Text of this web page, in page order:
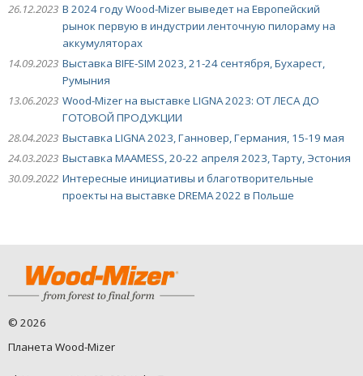
26.12.2023 В 2024 году Wood-Mizer выведет на Европейский
рынок первую в индустрии ленточную пилораму на
аккумуляторах
14.09.2023 Выставка BIFE-SIM 2023, 21-24 сентября, Бухарест,
Румыния
13.06.2023 Wood-Mizer на выставке LIGNA 2023: ОТ ЛЕСА ДО
ГОТОВОЙ ПРОДУКЦИИ
28.04.2023 Выставка LIGNA 2023, Ганновер, Германия, 15-19 мая
24.03.2023 Выставка MAAMESS, 20-22 апреля 2023, Тарту, Эстония
30.09.2022 Интересные инициативы и благотворительные
проекты на выставке DREMA 2022 в Польше
© 2026
Планета Wood-Mizer